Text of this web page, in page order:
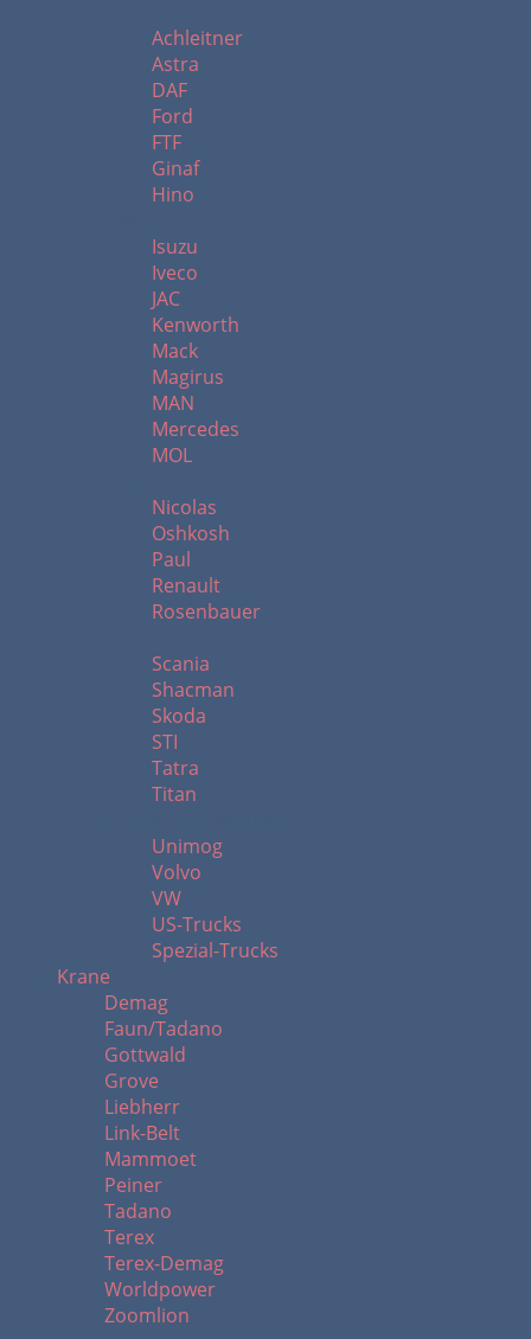
Achleitner
Astra
DAF
Ford
FTF
Ginaf
Hino
Isuzu
Iveco
JAC
Kenworth
Mack
Magirus
MAN
Mercedes
MOL
Nicolas
Oshkosh
Paul
Renault
Rosenbauer
Scania
Shacman
Skoda
STI
Tatra
Titan
Unimog
Volvo
VW
US-Trucks
Spezial-Trucks
Krane
Demag
Faun/Tadano
Gottwald
Grove
Liebherr
Link-Belt
Mammoet
Peiner
Tadano
Terex
Terex-Demag
Worldpower
Zoomlion